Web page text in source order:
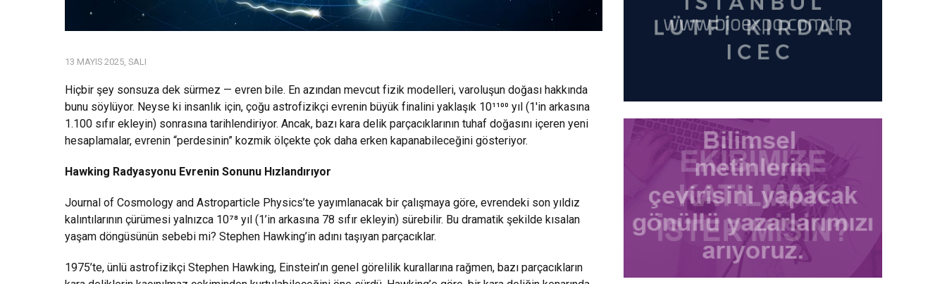
13 MAYIS 2025, SALI
Hiçbir şey sonsuza dek sürmez — evren bile. En azından mevcut fizik modelleri, varoluşun doğası hakkında
bunu söylüyor. Neyse ki insanlık için, çoğu astrofizikçi evrenin büyük finalini yaklaşık 10¹¹⁰⁰ yıl (1'in arkasına
1.100 sıfır ekleyin) sonrasına tarihlendiriyor. Ancak, bazı kara delik parçacıklarının tuhaf doğasını içeren yeni
hesaplamalar, evrenin “perdesinin” kozmik ölçekte çok daha erken kapanabileceğini gösteriyor.
Hawking Radyasyonu Evrenin Sonunu Hızlandırıyor
Journal of Cosmology and Astroparticle Physics’te yayımlanacak bir çalışmaya göre, evrendeki son yıldız
kalıntılarının çürümesi yalnızca 10⁷⁸ yıl (1’in arkasına 78 sıfır ekleyin) sürebilir. Bu dramatik şekilde kısalan
yaşam döngüsünün sebebi mi? Stephen Hawking’in adını taşıyan parçacıklar.
1975’te, ünlü astrofizikçi Stephen Hawking, Einstein’ın genel görelilik kurallarına rağmen, bazı parçacıkların